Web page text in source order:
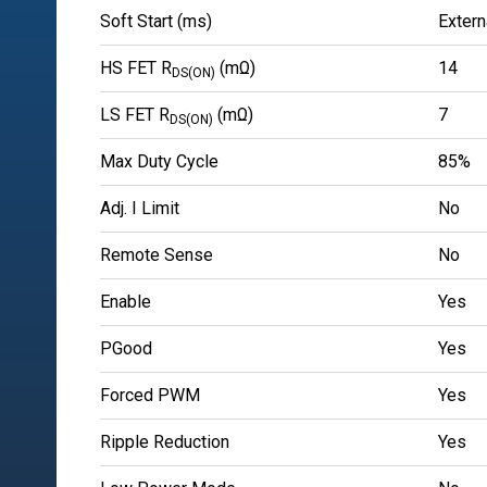
Soft Start (ms)
HS FET RDS(ON) (mΩ) 14
LS FET RDS(ON) (mΩ) 7
Max Duty Cycle 85%
Adj. I Limit No
Remote Sense No
Enable Yes
PGood Yes
Forced PWM Yes
Ripple Reduction Yes